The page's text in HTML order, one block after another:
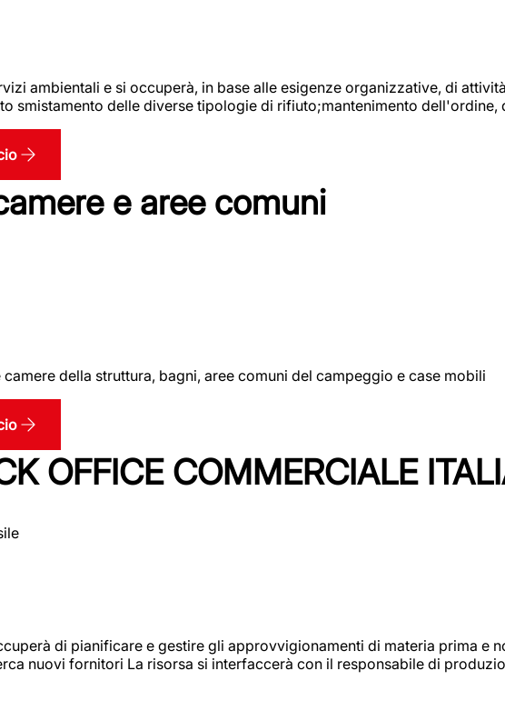
ambientali e si occuperà, in base alle esigenze organizzative, di
smistamento delle diverse tipologie di rifiuto;mantenimento dell'ordine,
e aree comuni
della struttura, bagni, aree comuni del campeggio e case mobili
OFFICE COMMERCIALE
di pianificare e gestire gli approvvigionamenti di materia prima e
nuovi fornitori La risorsa si interfaccerà con il responsabile di